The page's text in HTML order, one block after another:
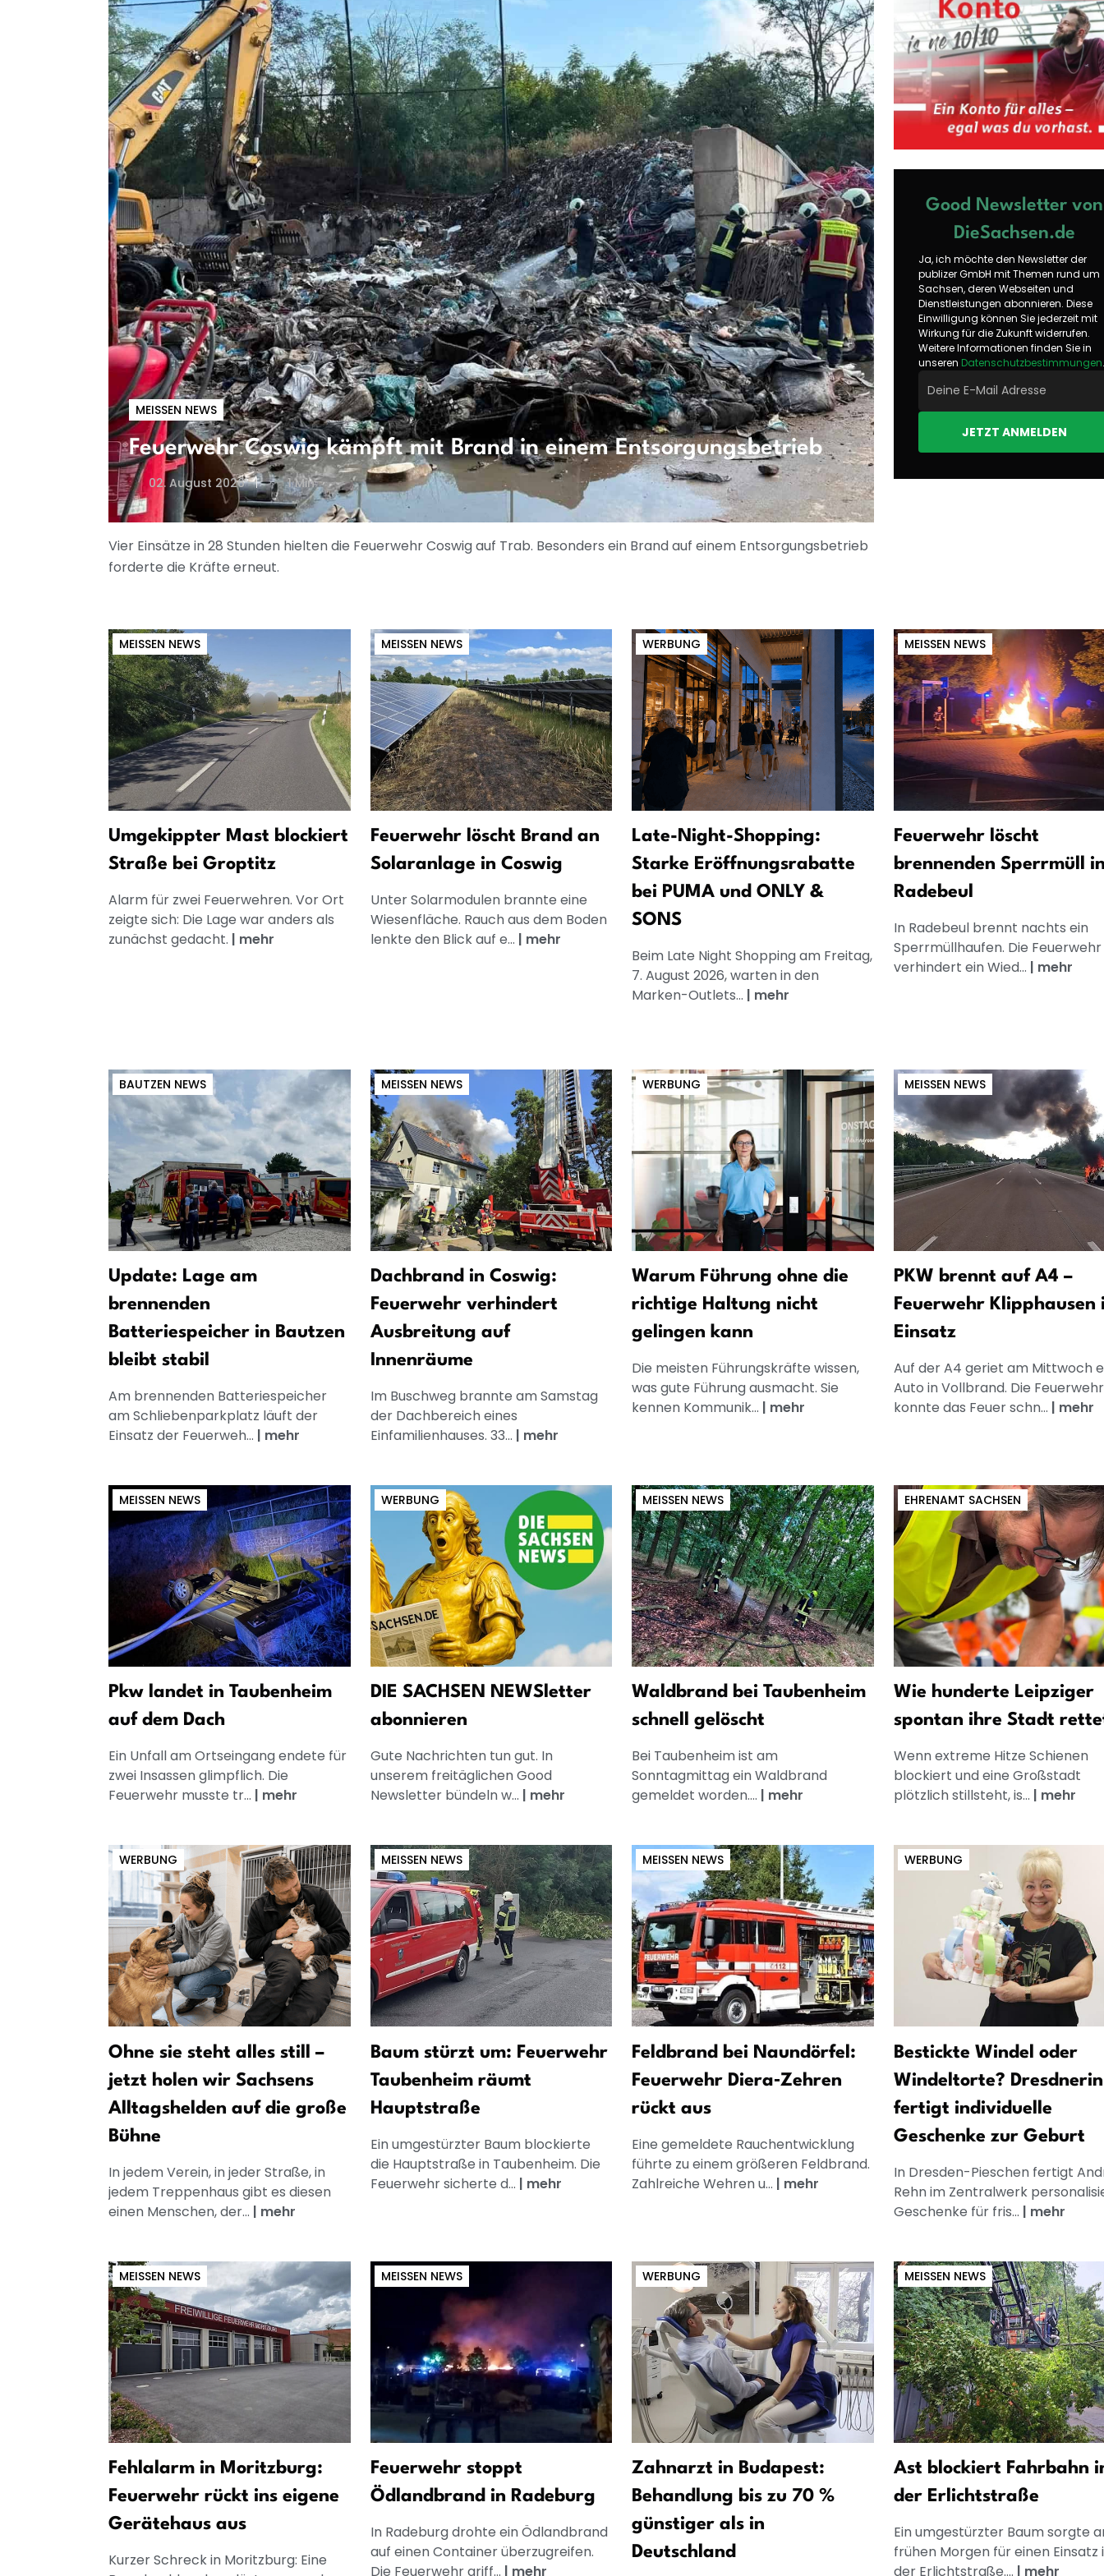
MEISSEN NEWS
Feuerwehr Coswig kämpft mit Brand in einem Entsorgungsbetrieb
02. August 2026 1 Min
Vier Einsätze in 28 Stunden hielten die Feuerwehr Coswig auf Trab. Besonders ein Brand auf einem Entsorgungsbetrieb
forderte die Kräfte erneut.
Good Newsletter von
DieSachsen.de
Ja, ich möchte den Newsletter der
publizer GmbH mit Themen rund um
Sachsen, deren Webseiten und
Dienstleistungen abonnieren. Diese
Einwilligung können Sie jederzeit mit
Wirkung für die Zukunft widerrufen.
Weitere Informationen finden Sie in
unseren Datenschutzbestimmungen.
JETZT ANMELDEN
MEISSEN NEWS
Umgekippter Mast blockiert
Straße bei Groptitz
Alarm für zwei Feuerwehren. Vor Ort
zeigte sich: Die Lage war anders als
zunächst gedacht. | mehr
MEISSEN NEWS
Feuerwehr löscht Brand an
Solaranlage in Coswig
Unter Solarmodulen brannte eine
Wiesenfläche. Rauch aus dem Boden
lenkte den Blick auf e... | mehr
WERBUNG
Late-Night-Shopping:
Starke Eröffnungsrabatte
bei PUMA und ONLY &
SONS
Beim Late Night Shopping am Freitag,
7. August 2026, warten in den
Marken-Outlets... | mehr
MEISSEN NEWS
Feuerwehr löscht
brennenden Sperrmüll
Radebeul
In Radebeul brennt nachts ein
Sperrmüllhaufen. Die Feuerwehr
verhindert ein Wied... | mehr
BAUTZEN NEWS
Update: Lage am
brennenden
Batteriespeicher in Bautzen
bleibt stabil
Am brennenden Batteriespeicher
am Schliebenparkplatz läuft der
Einsatz der Feuerweh... | mehr
MEISSEN NEWS
Dachbrand in Coswig:
Feuerwehr verhindert
Ausbreitung auf
Innenräume
Im Buschweg brannte am Samstag
der Dachbereich eines
Einfamilienhauses. 33... | mehr
WERBUNG
Warum Führung ohne die
richtige Haltung nicht
gelingen kann
Die meisten Führungskräfte wissen,
was gute Führung ausmacht. Sie
kennen Kommunik... | mehr
MEISSEN NEWS
PKW brennt auf A4 –
Feuerwehr Klipphausen
Einsatz
Auf der A4 geriet am Mittwoch
Auto in Vollbrand. Die Feuerwehr
konnte das Feuer schn... | mehr
MEISSEN NEWS
Pkw landet in Taubenheim
auf dem Dach
Ein Unfall am Ortseingang endete für
zwei Insassen glimpflich. Die
Feuerwehr musste tr... | mehr
WERBUNG
DIE SACHSEN NEWSletter
abonnieren
Gute Nachrichten tun gut. In
unserem freitäglichen Good
Newsletter bündeln w... | mehr
MEISSEN NEWS
Waldbrand bei Taubenheim
schnell gelöscht
Bei Taubenheim ist am
Sonntagmittag ein Waldbrand
gemeldet worden.... | mehr
EHRENAMT SACHSEN
Wie hunderte Leipziger
spontan ihre Stadt
Wenn extreme Hitze Schienen
blockiert und eine Großstadt
plötzlich stillsteht, is... | mehr
WERBUNG
Ohne sie steht alles still –
jetzt holen wir Sachsens
Alltagshelden auf die große
Bühne
In jedem Verein, in jeder Straße, in
jedem Treppenhaus gibt es diesen
einen Menschen, der... | mehr
MEISSEN NEWS
Baum stürzt um: Feuerwehr
Taubenheim räumt
Hauptstraße
Ein umgestürzter Baum blockierte
die Hauptstraße in Taubenheim. Die
Feuerwehr sicherte d... | mehr
MEISSEN NEWS
Feldbrand bei Naundörfel:
Feuerwehr Diera‑Zehren
rückt aus
Eine gemeldete Rauchentwicklung
führte zu einem größeren Feldbrand.
Zahlreiche Wehren u... | mehr
WERBUNG
Bestickte Windel oder
Windeltorte? Dresdnerin
fertigt individuelle
Geschenke zur Geburt
In Dresden-Pieschen fertigt
Rehn im Zentralwerk
Geschenke für fris... | mehr
MEISSEN NEWS
Fehlalarm in Moritzburg:
Feuerwehr rückt ins eigene
Gerätehaus aus
Kurzer Schreck in Moritzburg: Eine
MEISSEN NEWS
Feuerwehr stoppt
Ödlandbrand in Radeburg
In Radeburg drohte ein Ödlandbrand
auf einen Container überzugreifen.
Die Feuerwehr griff... | mehr
WERBUNG
Zahnarzt in Budapest:
Behandlung bis zu 70 %
günstiger als in
Deutschland
MEISSEN NEWS
Ast blockiert Fahrbahn
der Erlichtstraße
Ein umgestürzter Baum sorgte
frühen Morgen für einen Einsatz
der Erlichtstraße.... | mehr